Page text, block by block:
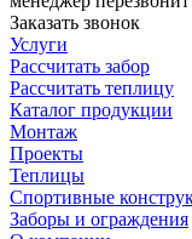
Заказать звонок
Услуги
Рассчитать забор
Рассчитать теплицу
Каталог продукции
Монтаж
Проекты
Теплицы
Спортивные
Заборы и ограждения